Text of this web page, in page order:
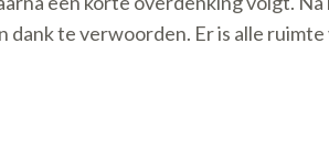
dank te verwoorden. Er is alle